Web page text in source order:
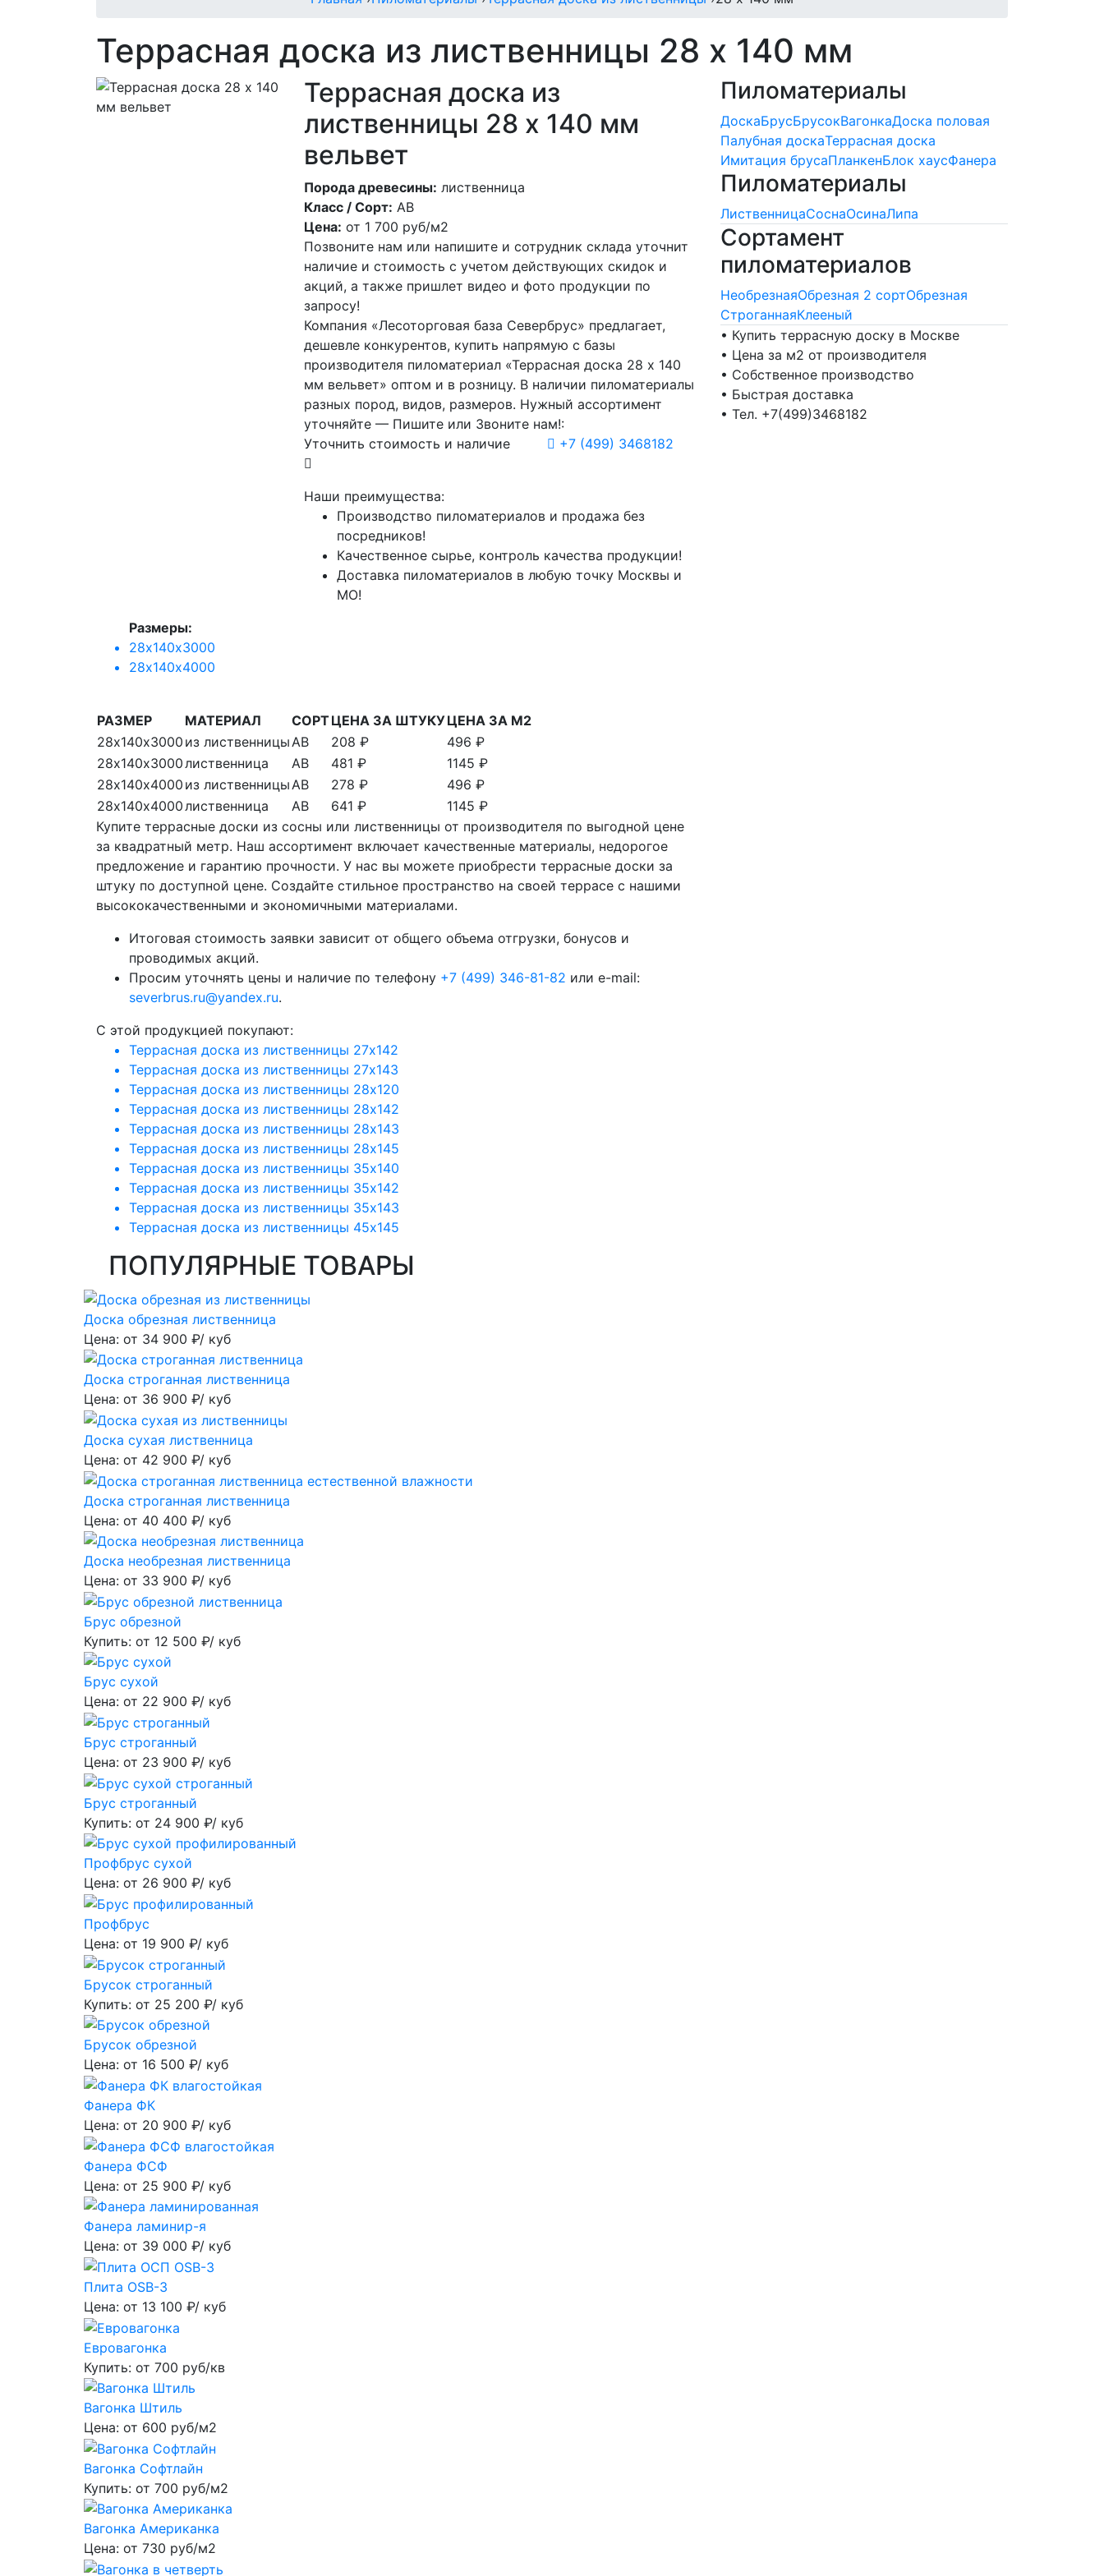
Террасная доска из лиственницы 28 х 140 мм
Террасная доска из
лиственницы 28 х 140 мм
вельвет
Порода древесины: лиственница
Класс / Сорт: АВ
Цена: от 1 700 руб/м2
Позвоните нам или напишите и сотрудник склада уточнит
наличие и стоимость с учетом действующих скидок и
акций, а также пришлет видео и фото продукции по
запросу!
Компания «Лесоторговая база Севербрус» предлагает,
дешевле конкурентов, купить напрямую с базы
производителя пиломатериал «Террасная доска 28 х 140
мм вельвет» оптом и в розницу. В наличии пиломатериалы
разных пород, видов, размеров. Нужный ассортимент
уточняйте — Пишите или Звоните нам!:
Уточнить стоимость и наличие
+7 (499) 3468182
Наши преимущества:
Производство пиломатериалов и продажа без
посредников!
Качественное сырье, контроль качества продукции!
Доставка пиломатериалов в любую точку Москвы и
МО!
Размеры:
28х140х3000
28х140х4000
РАЗМЕР МАТЕРИАЛ СОРТЦЕНА ЗА ШТУКУЦЕНА ЗА М2
28х140х3000 из лиственницыАВ 208 ₽
496 ₽
28х140х3000лиственница АВ 481 ₽
1145 ₽
28х140х4000 из лиственницыАВ 278 ₽
496 ₽
28х140х4000лиственница АВ 641 ₽
1145 ₽
Купите террасные доски из сосны или лиственницы от производителя по выгодной цене
за квадратный метр. Наш ассортимент включает качественные материалы, недорогое
предложение и гарантию прочности. У нас вы можете приобрести террасные доски за
штуку по доступной цене. Создайте стильное пространство на своей террасе с нашими
высококачественными и экономичными материалами.
Итоговая стоимость заявки зависит от общего объема отгрузки, бонусов и
проводимых акций.
Просим уточнять цены и наличие по телефону +7 (499) 346-81-82 или e-mail:
severbrus.ru@yandex.ru.
C этой продукцией покупают:
Террасная доска из лиственницы 27х142
Террасная доска из лиственницы 27х143
Террасная доска из лиственницы 28х120
Террасная доска из лиственницы 28х142
Террасная доска из лиственницы 28х143
Террасная доска из лиственницы 28х145
Террасная доска из лиственницы 35х140
Террасная доска из лиственницы 35х142
Террасная доска из лиственницы 35х143
Террасная доска из лиственницы 45х145
ПОПУЛЯРНЫЕ ТОВАРЫ
Доска обрезная лиственница
Цена: от 34 900 ₽/ куб
Доска строганная лиственница
Цена: от 36 900 ₽/ куб
Доска сухая лиственница
Цена: от 42 900 ₽/ куб
Доска строганная лиственница
Цена: от 40 400 ₽/ куб
Доска необрезная лиственница
Цена: от 33 900 ₽/ куб
Брус обрезной
Купить: от 12 500 ₽/ куб
Брус сухой
Цена: от 22 900 ₽/ куб
Брус строганный
Цена: от 23 900 ₽/ куб
Брус строганный
Купить: от 24 900 ₽/ куб
Профбрус сухой
Цена: от 26 900 ₽/ куб
Профбрус
Цена: от 19 900 ₽/ куб
Брусок строганный
Купить: от 25 200 ₽/ куб
Брусок обрезной
Цена: от 16 500 ₽/ куб
Фанера ФК
Цена: от 20 900 ₽/ куб
Фанера ФСФ
Цена: от 25 900 ₽/ куб
Фанера ламинир-я
Цена: от 39 000 ₽/ куб
Плита OSB-3
Цена: от 13 100 ₽/ куб
Евровагонка
Купить: от 700 руб/кв
Вагонка Штиль
Цена: от 600 руб/м2
Вагонка Софтлайн
Купить: от 700 руб/м2
Вагонка Американка
Цена: от 730 руб/м2
Пиломатериалы
ДоскаБрусБрусокВагонкаДоска половая
Палубная доскаТеррасная доска
Имитация брусаПланкенБлок хаусФанера
Пиломатериалы
ЛиственницаСоснаОсинаЛипа
Сортамент
пиломатериалов
НеобрезнаяОбрезная 2 сортОбрезная
СтроганнаяКлееный
• Купить террасную доску в Москве
• Цена за м2 от производителя
• Собственное производство
• Быстрая доставка
• Тел. +7(499)3468182